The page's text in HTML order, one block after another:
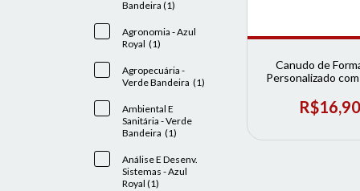
Bandeira (1)
Agronomia - Azul
Royal (1)
Agropecuária -
Verde Bandeira (1)
Ambiental E
Sanitária - Verde
Bandeira (1)
Análise E Desenv.
Sistemas - Azul
Royal (1)
Canudo de
Personalizado
R$16,90